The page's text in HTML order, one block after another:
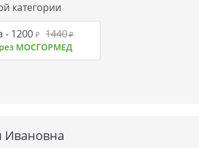
категории
- 1200₽ 1440₽
МОСГОРМЕД
Ивановна